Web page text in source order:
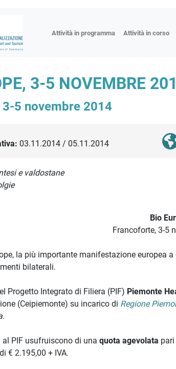
Attività in programma Attività in corso
Fiere
Workshop
Focus settoriali
3-5 NOVEMBRE
5 novembre 2014
03.11.2014 / 05.11.2014
iniziativa
e valdostane
Bio
Francoforte, 3-5
la più importante manifestazione europea
bilaterali.
Progetto Integrato di Filiera (PIF) Piemonte
(Ceipiemonte) su incarico di Regione
.
al PIF usufruiscono di una quota agevolata
€ 2.195,00 + IVA.